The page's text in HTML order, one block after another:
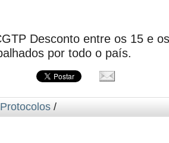
Desconto entre os 15 e
por todo o país.
Protocolos /